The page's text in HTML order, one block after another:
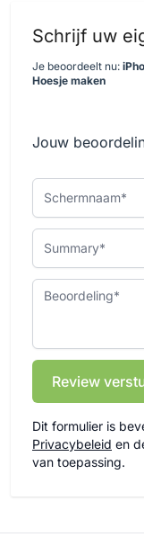
Schrijf uw
Je beoordeelt nu:
Hoesje maken
Jouw
Schermnaam
Summary
Beoordeling
Review
Dit formulier is
Privacybeleid en
van toepassing.